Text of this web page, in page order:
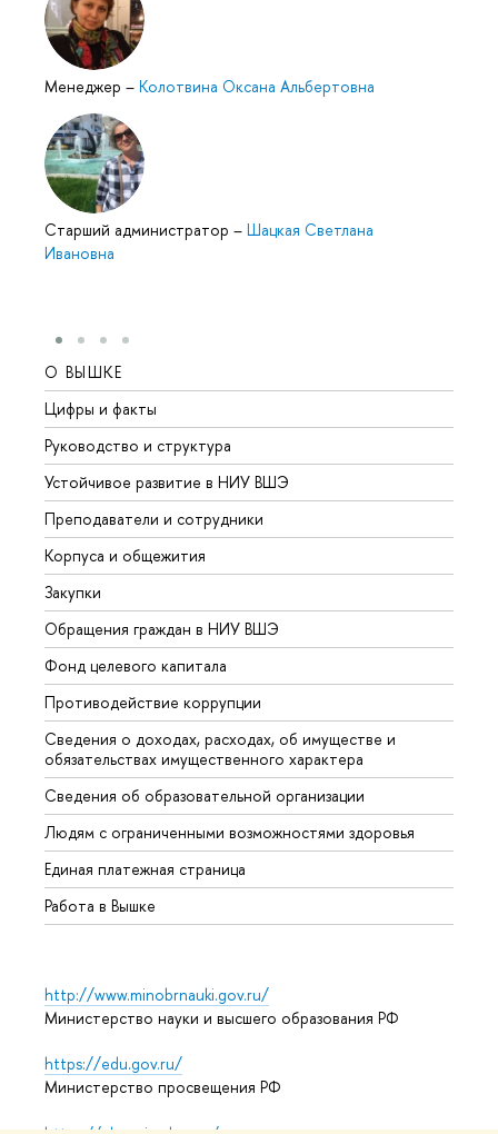
Менеджер – Колотвина Оксана Альбертовна
Cтарший администратор – Шацкая Светлана
Ивановна
О ВЫШКЕ
Цифры и факты
Руководство и структура
Устойчивое развитие в НИУ ВШЭ
Преподаватели и сотрудники
Корпуса и общежития
Закупки
Обращения граждан в НИУ ВШЭ
Фонд целевого капитала
Противодействие коррупции
Сведения о доходах, расходах, об имуществе и
обязательствах имущественного характера
Сведения об образовательной организации
Людям с ограниченными возможностями здоровья
Единая платежная страница
Работа в Вышке
http://www.minobrnauki.gov.ru/
Министерство науки и высшего образования РФ
https://edu.gov.ru/
Министерство просвещения РФ